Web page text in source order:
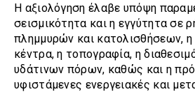
Η αξιολόγηση έλαβε υπόψη
σεισμικότητα και η εγγύτητα σε
πλημμυρών και κατολισθήσεων, η
κέντρα, η τοπογραφία, η
υδάτινων πόρων, καθώς και η
υφιστάμενες ενεργειακές και